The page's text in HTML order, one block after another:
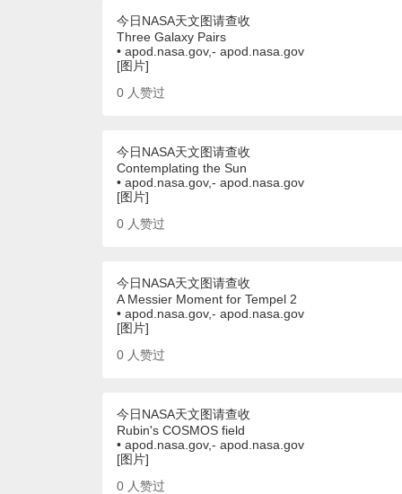
今日NASA天文图请查收
Three Galaxy Pairs
• apod.nasa.gov,- apod.nasa.gov
[图片]
0 人赞过
今日NASA天文图请查收
Contemplating the Sun
• apod.nasa.gov,- apod.nasa.gov
[图片]
0 人赞过
今日NASA天文图请查收
A Messier Moment for Tempel 2
• apod.nasa.gov,- apod.nasa.gov
[图片]
0 人赞过
今日NASA天文图请查收
Rubin's COSMOS field
• apod.nasa.gov,- apod.nasa.gov
[图片]
0 人赞过